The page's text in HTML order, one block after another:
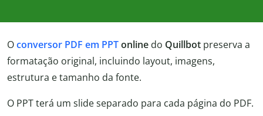
Oconversor PDF em PPTonline do Quillbot preserva a
formatação original, incluindo layout, imagens,
estrutura e tamanho da fonte.
O PPT terá um slide separado para cada página do PDF.